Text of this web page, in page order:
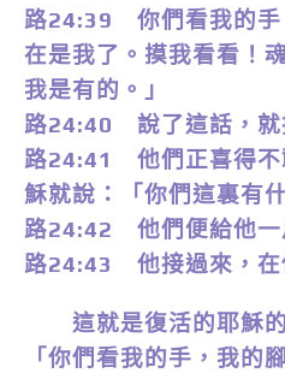
路24:39 你們看我的手
在是我了。摸我看看！
我是有的。」
路24:40 說了這話，就
路24:41 他們正喜得不
穌就說：「你們這裏有
路24:42 他們便給他一
路24:43 他接過來，在
這就是復活的耶穌的
「你們看我的手，我的